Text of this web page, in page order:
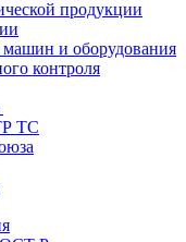
продукции
машин и оборудования
контроля
ТС